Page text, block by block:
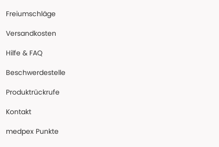
Freiumschläge
Versandkosten
Hilfe & FAQ
Beschwerdestelle
Produktrückrufe
Kontakt
medpex Punkte